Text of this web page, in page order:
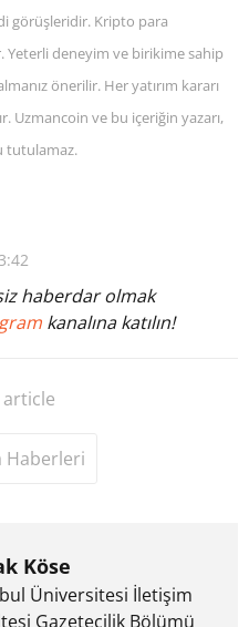
görüşleridir. Kripto para
Yeterli deneyim ve birikime sahip
önerilir. Her yatırım kararı
Uzmancoin ve bu içeriğin yazarı,
tutulamaz.
haberdar olmak
kanalına katılın!
Haberleri
Köse
Üniversitesi İletişim
Gazetecilik Bölümü